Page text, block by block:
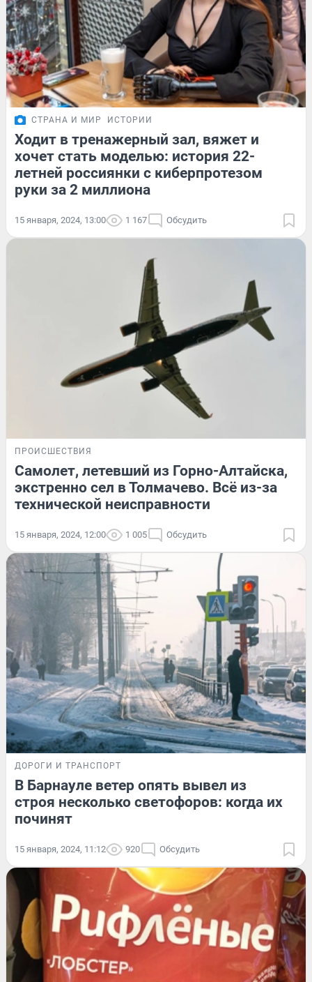
СТРАНА И МИР ИСТОРИИ
Ходит в тренажерный зал, вяжет и
хочет стать моделью: история 22-
летней россиянки с киберпротезом
руки за 2 миллиона
15 января, 2024, 13:00 1 167 Обсудить
ПРОИСШЕСТВИЯ
Самолет, летевший из Горно-Алтайска,
экстренно сел в Толмачево. Всё из-за
технической неисправности
15 января, 2024, 12:00 1 005 Обсудить
ДОРОГИ И ТРАНСПОРТ
В Барнауле ветер опять вывел из
строя несколько светофоров: когда их
починят
15 января, 2024, 11:12 920 Обсудить